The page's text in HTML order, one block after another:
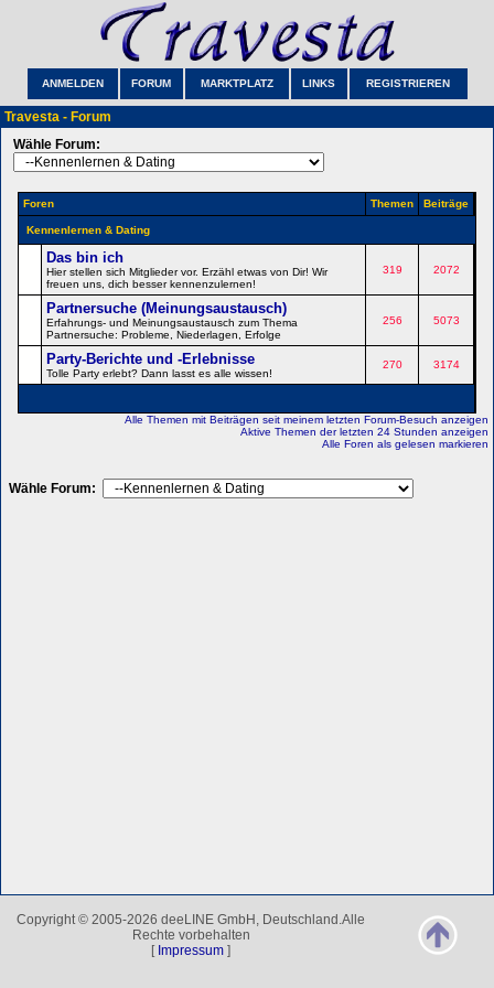
ANMELDEN FORUM MARKTPLATZ LINKS REGISTRIEREN
Travesta - Forum
Wähle Forum:
Foren Themen Beiträge
Kennenlernen & Dating
Das bin ich
Hier stellen sich Mitglieder vor. Erzähl etwas von Dir! Wir
freuen uns, dich besser kennenzulernen!
319 2072
Partnersuche (Meinungsaustausch)
Erfahrungs- und Meinungsaustausch zum Thema
Partnersuche: Probleme, Niederlagen, Erfolge
256 5073
Party-Berichte und -Erlebnisse
Tolle Party erlebt? Dann lasst es alle wissen!
270 3174
Alle Themen mit Beiträgen seit meinem letzten Forum-Besuch anzeigen
Aktive Themen der letzten 24 Stunden anzeigen
Alle Foren als gelesen markieren
Wähle Forum:
Copyright © 2005-2026 deeLINE GmbH, Deutschland.Alle
Rechte vorbehalten
[ Impressum ]